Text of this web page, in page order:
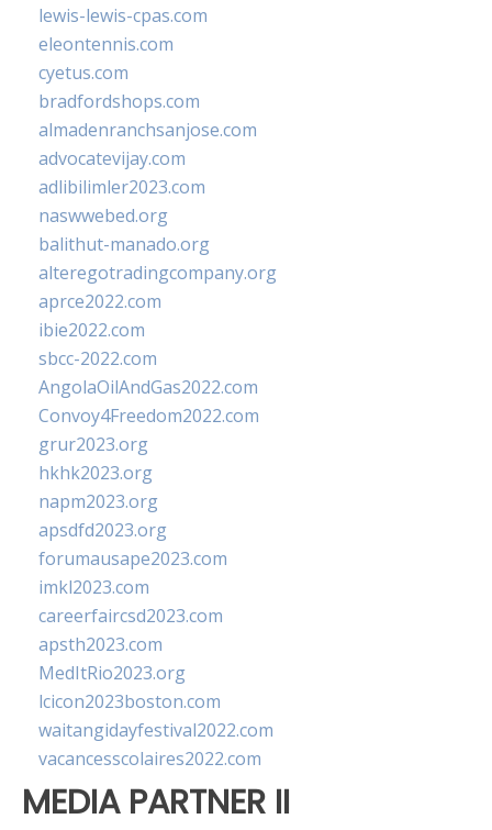
lewis-lewis-cpas.com
eleontennis.com
cyetus.com
bradfordshops.com
almadenranchsanjose.com
advocatevijay.com
adlibilimler2023.com
naswwebed.org
balithut-manado.org
alteregotradingcompany.org
aprce2022.com
ibie2022.com
sbcc-2022.com
AngolaOilAndGas2022.com
Convoy4Freedom2022.com
grur2023.org
hkhk2023.org
napm2023.org
apsdfd2023.org
forumausape2023.com
imkl2023.com
careerfaircsd2023.com
apsth2023.com
MedItRio2023.org
lcicon2023boston.com
waitangidayfestival2022.com
vacancesscolaires2022.com
MEDIA PARTNER II